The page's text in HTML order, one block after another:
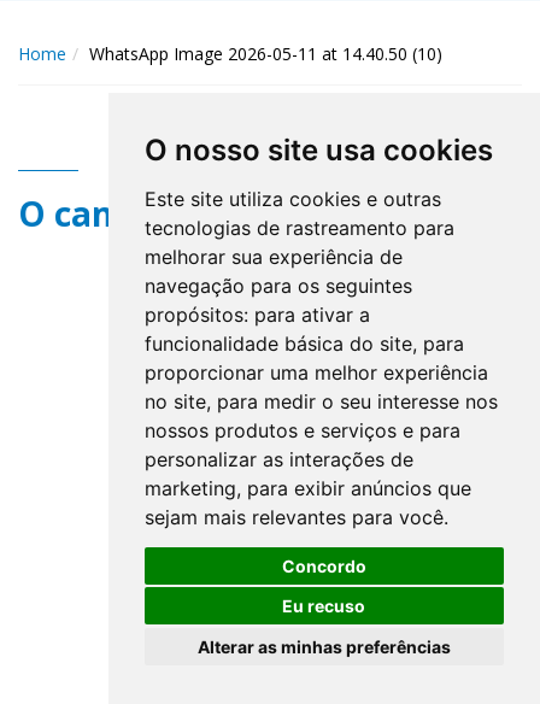
O nosso site usa cookies
Este site utiliza cookies e outras
tecnologias de rastreamento para
melhorar sua experiência de
navegação para os seguintes
propósitos: para ativar a
funcionalidade básica do site, para
proporcionar uma melhor experiência
no site, para medir o seu interesse nos
nossos produtos e serviços e para
personalizar as interações de
marketing, para exibir anúncios que
sejam mais relevantes para você.
Concordo
Eu recuso
Alterar as minhas preferências
Home WhatsApp Image 2026-05-11 at 14.40.50 (10)
O campo title não existe.